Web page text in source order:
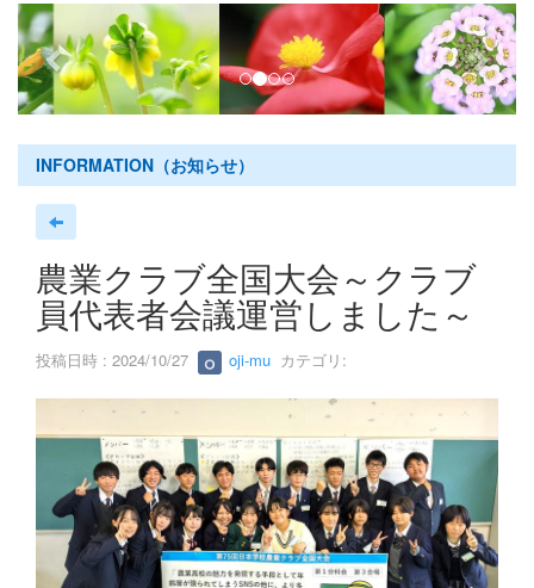
p
r
e
v
i
o
u
n
e
x
t
INFORMATION（お知らせ）
農業クラブ全国大会～クラブ
員代表者会議運営しました～
投稿日時 : 2024/10/27 oji-mu カテゴリ: